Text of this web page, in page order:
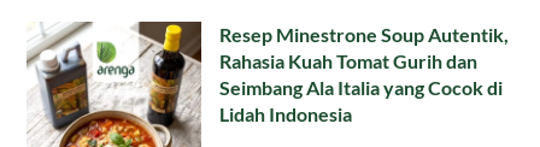
Resep Minestrone Soup Autentik,
Rahasia Kuah Tomat Gurih dan
Seimbang Ala Italia yang Cocok di
Lidah Indonesia